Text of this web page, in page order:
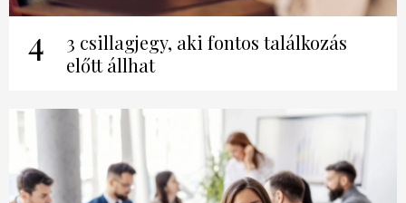
4
3 csillagjegy, aki fontos találkozás
előtt állhat